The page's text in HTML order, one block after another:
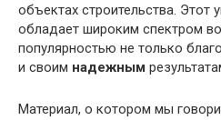
объектах строительства. Этот
обладает широким спектром
популярностью не только
и своим надежным
Материал, о котором мы